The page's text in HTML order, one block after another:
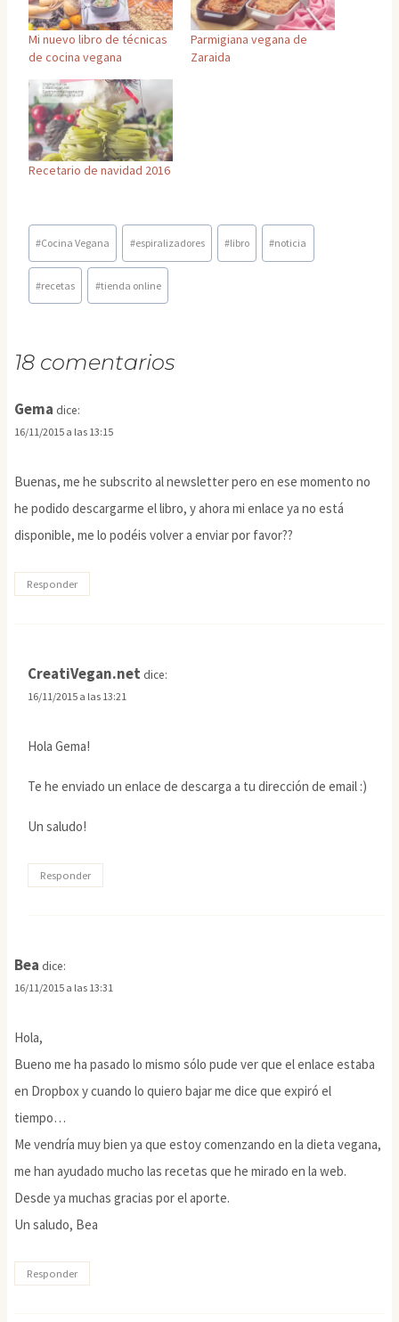
Mi nuevo libro de técnicas
de cocina vegana
Parmigiana vegana de
Zaraida
Recetario de navidad 2016
Etiquetas
de
la
#Cocina Vegana #espiralizadores #libro #noticia
#recetas #tienda online
18 comentarios
Gema dice:
16/11/2015 a las 13:15
Buenas, me he subscrito al newsletter pero en ese momento no
he podido descargarme el libro, y ahora mi enlace ya no está
disponible, me lo podéis volver a enviar por favor??
Responder
CreatiVegan.net dice:
16/11/2015 a las 13:21
Hola Gema!
Te he enviado un enlace de descarga a tu dirección de email :)
Un saludo!
Responder
Bea dice:
16/11/2015 a las 13:31
Hola,
Bueno me ha pasado lo mismo sólo pude ver que el enlace estaba
en Dropbox y cuando lo quiero bajar me dice que expiró el
tiempo…
Me vendría muy bien ya que estoy comenzando en la dieta vegana,
me han ayudado mucho las recetas que he mirado en la web.
Desde ya muchas gracias por el aporte.
Un saludo, Bea
Responder